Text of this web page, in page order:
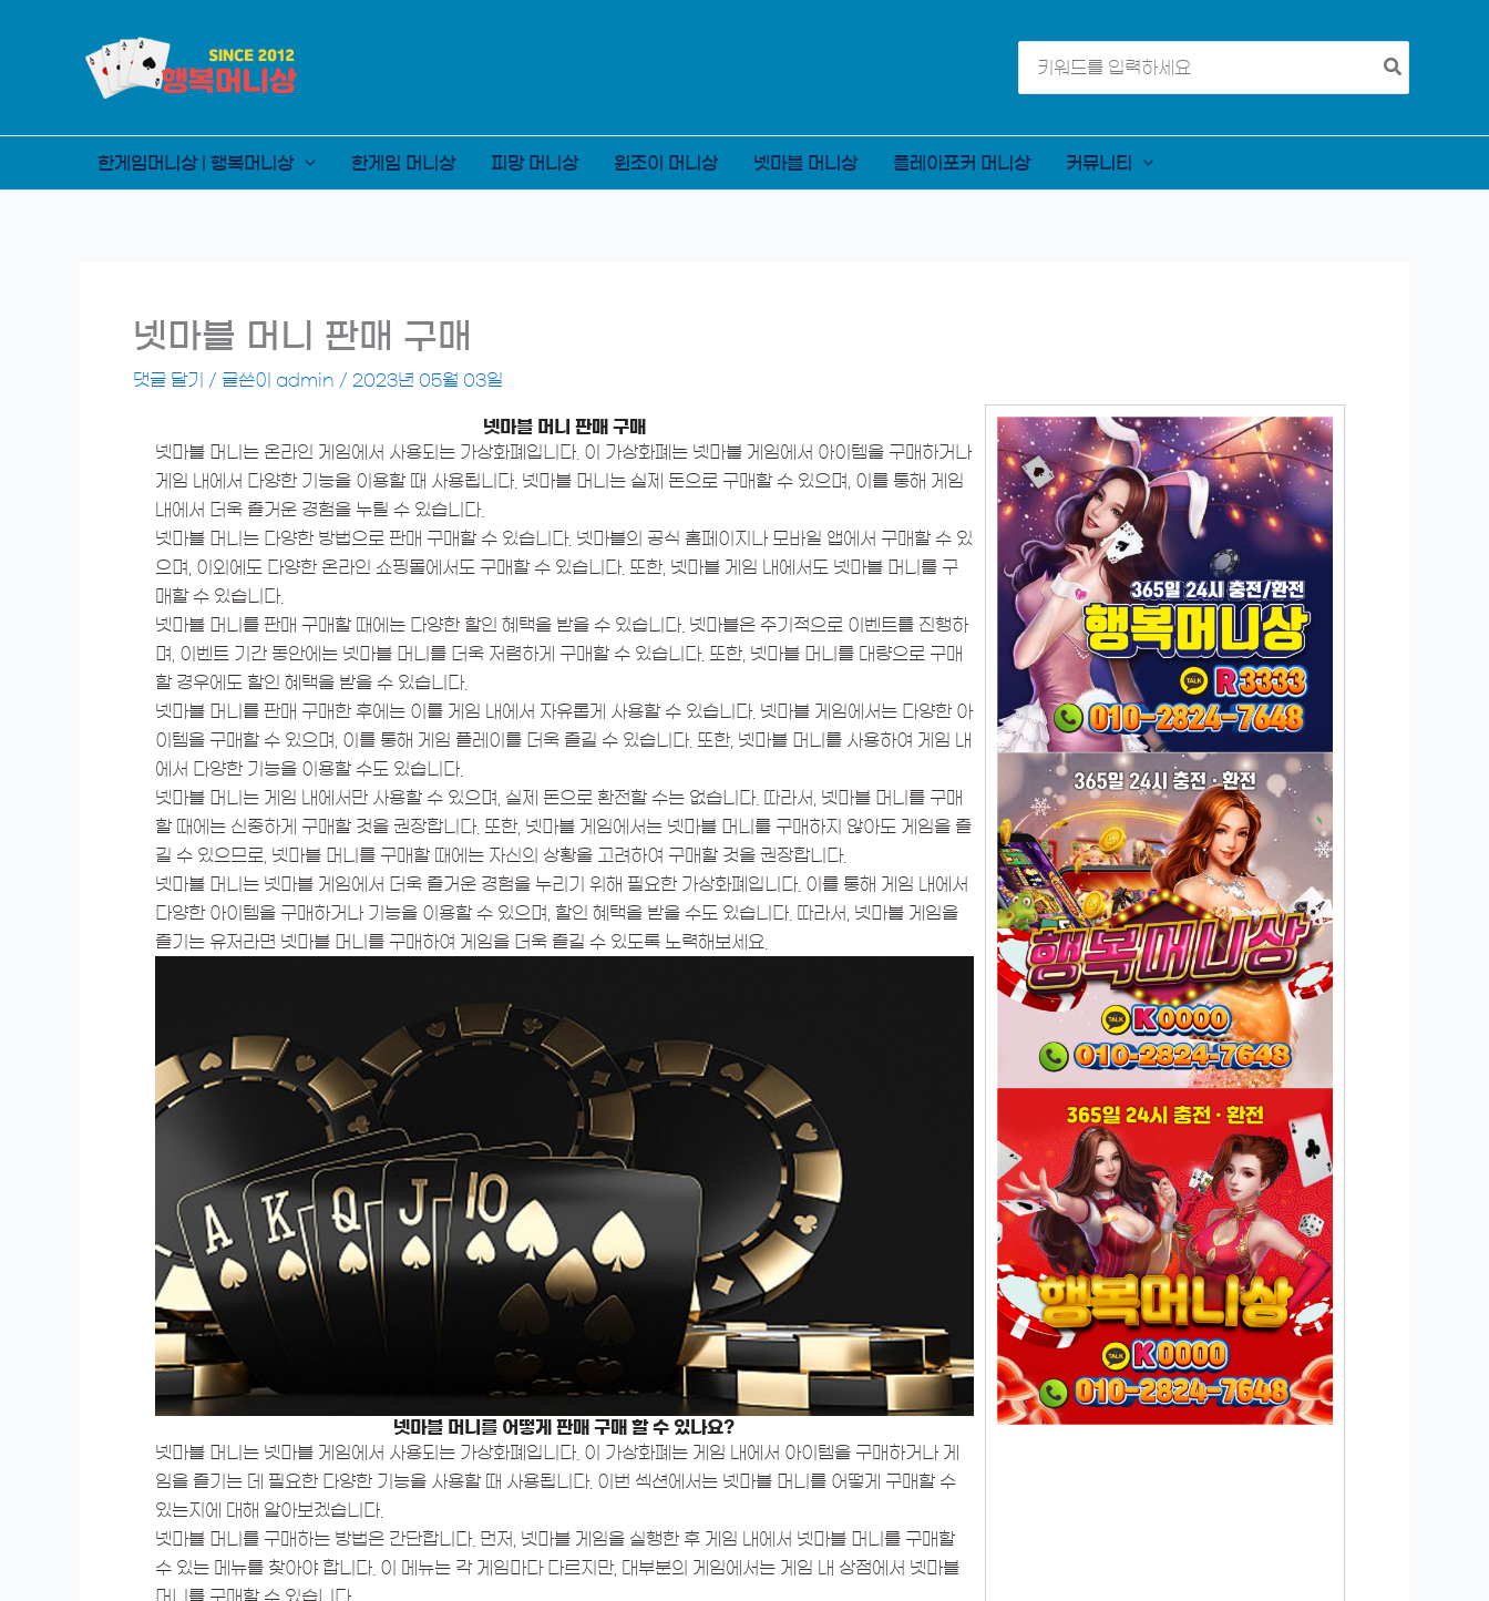
뛰
for:
한게임머니상 | 행복머니상 한게임 머니상 피망 머니상 윈조이 머니상 넷마블 머니상 플레이포커 머니상 커뮤니티
넷마블 머니 판매 구매
댓글 달기 / 글쓴이 admin / 2023년 05월 03일
넷마블 머니 판매 구매
넷마블 머니는 온라인 게임에서 사용되는 가상화폐입니다. 이 가상화폐는 넷마블 게임에서 아이템을 구매하거나
게임 내에서 다양한 기능을 이용할 때 사용됩니다. 넷마블 머니는 실제 돈으로 구매할 수 있으며, 이를 통해 게임
내에서 더욱 즐거운 경험을 누릴 수 있습니다.
넷마블 머니는 다양한 방법으로 판매 구매할 수 있습니다. 넷마블의 공식 홈페이지나 모바일 앱에서 구매할 수 있
으며, 이외에도 다양한 온라인 쇼핑몰에서도 구매할 수 있습니다. 또한, 넷마블 게임 내에서도 넷마블 머니를 구
매할 수 있습니다.
넷마블 머니를 판매 구매할 때에는 다양한 할인 혜택을 받을 수 있습니다. 넷마블은 주기적으로 이벤트를 진행하
며, 이벤트 기간 동안에는 넷마블 머니를 더욱 저렴하게 구매할 수 있습니다. 또한, 넷마블 머니를 대량으로 구매
할 경우에도 할인 혜택을 받을 수 있습니다.
넷마블 머니를 판매 구매한 후에는 이를 게임 내에서 자유롭게 사용할 수 있습니다. 넷마블 게임에서는 다양한 아
이템을 구매할 수 있으며, 이를 통해 게임 플레이를 더욱 즐길 수 있습니다. 또한, 넷마블 머니를 사용하여 게임 내
에서 다양한 기능을 이용할 수도 있습니다.
넷마블 머니는 게임 내에서만 사용할 수 있으며, 실제 돈으로 환전할 수는 없습니다. 따라서, 넷마블 머니를 구매
할 때에는 신중하게 구매할 것을 권장합니다. 또한, 넷마블 게임에서는 넷마블 머니를 구매하지 않아도 게임을 즐
길 수 있으므로, 넷마블 머니를 구매할 때에는 자신의 상황을 고려하여 구매할 것을 권장합니다.
넷마블 머니는 넷마블 게임에서 더욱 즐거운 경험을 누리기 위해 필요한 가상화폐입니다. 이를 통해 게임 내에서
다양한 아이템을 구매하거나 기능을 이용할 수 있으며, 할인 혜택을 받을 수도 있습니다. 따라서, 넷마블 게임을
즐기는 유저라면 넷마블 머니를 구매하여 게임을 더욱 즐길 수 있도록 노력해보세요.
넷마블 머니를 어떻게 판매 구매 할 수 있나요?
넷마블 머니는 넷마블 게임에서 사용되는 가상화폐입니다. 이 가상화폐는 게임 내에서 아이템을 구매하거나 게
임을 즐기는 데 필요한 다양한 기능을 사용할 때 사용됩니다. 이번 섹션에서는 넷마블 머니를 어떻게 구매할 수
있는지에 대해 알아보겠습니다.
넷마블 머니를 구매하는 방법은 간단합니다. 먼저, 넷마블 게임을 실행한 후 게임 내에서 넷마블 머니를 구매할
수 있는 메뉴를 찾아야 합니다. 이 메뉴는 각 게임마다 다르지만, 대부분의 게임에서는 게임 내 상점에서 넷마블
머니를 구매할 수 있습니다.